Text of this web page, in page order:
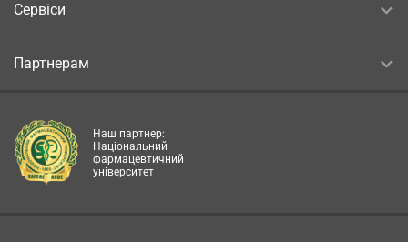
Сервіси
Партнерам
Наш партнер:
Національний
фармацевтичний
університет